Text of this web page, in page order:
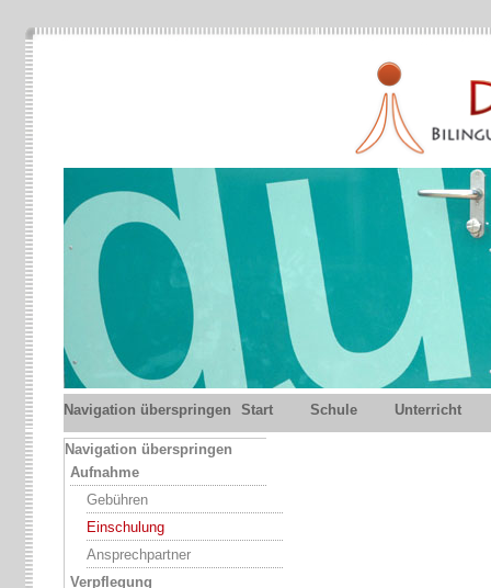
Navigation überspringen Start Schule Unterricht
Navigation überspringen
Aufnahme
Gebühren
Einschulung
Ansprechpartner
Verpflegung